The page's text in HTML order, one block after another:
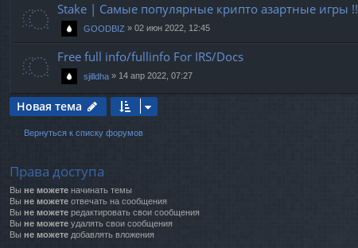
Stake | Самые популярные крипто азартные игры !!
GOODBIZ » 02 июн 2022, 12:45
Free full info/fullinfo For IRS/Docs
sjilldha » 14 апр 2022, 07:27
Новая тема
Вернуться к списку форумов
Права доступа
Вы не можете начинать темы
Вы не можете отвечать на сообщения
Вы не можете редактировать свои сообщения
Вы не можете удалять свои сообщения
Вы не можете добавлять вложения